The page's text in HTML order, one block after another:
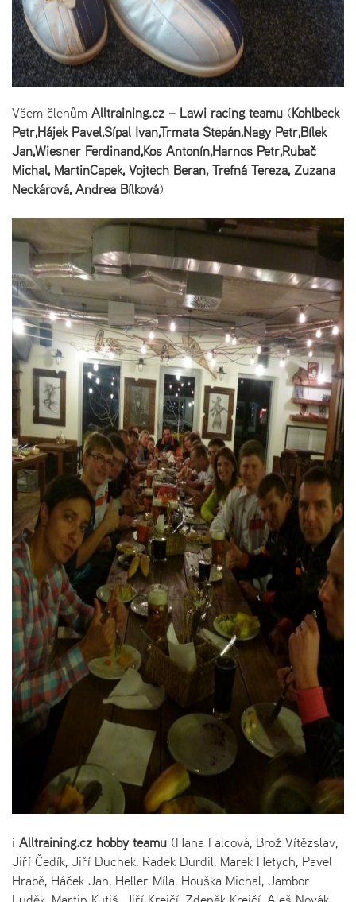
Všem členům Alltraining.cz – Lawi racing teamu (Kohlbeck
Petr,Hájek Pavel,Šípal Ivan,Trmata Štěpán,Nagy Petr,Bílek
Jan,Wiesner Ferdinand,Kos Antonín,Harnoš Petr,Rubač
Michal, MartinČapek, Vojtěch Beran, Trefná Tereza, Zuzana
Neckářová, Andrea Bílková)
i Alltraining.cz hobby teamu (Hana Falcová, Brož Vítězslav,
Jiří Čedík, Jiří Duchek, Radek Durdil, Marek Hetych, Pavel
Hrabě, Háček Jan, Heller Míla, Houška Michal, Jambor